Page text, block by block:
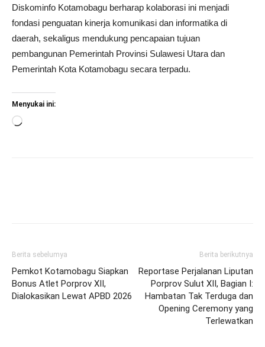
Diskominfo Kotamobagu berharap kolaborasi ini menjadi
fondasi penguatan kinerja komunikasi dan informatika di
daerah, sekaligus mendukung pencapaian tujuan
pembangunan Pemerintah Provinsi Sulawesi Utara dan
Pemerintah Kota Kotamobagu secara terpadu.
Menyukai ini:
Memuat...
Berita sebelumya
Pemkot Kotamobagu Siapkan
Bonus Atlet Porprov XII,
Dialokasikan Lewat APBD 2026
Berita berikutnya
Reportase Perjalanan Liputan
Porprov Sulut XII, Bagian I:
Hambatan Tak Terduga dan
Opening Ceremony yang
Terlewatkan